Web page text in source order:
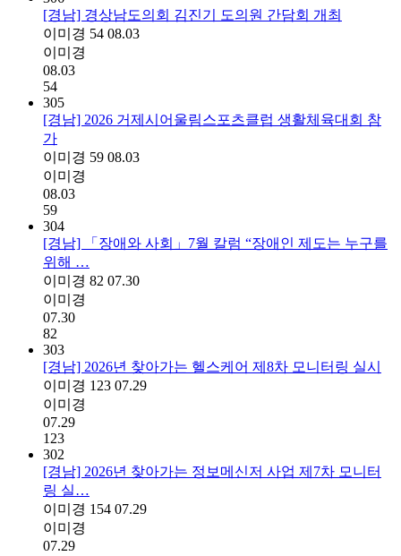
[경남] 경상남도의회 김진기 도의원 간담회 개최
이미경 54 08.03
이미경
08.03
54
305
[경남] 2026 거제시어울림스포츠클럽 생활체육대회 참
가
이미경 59 08.03
이미경
08.03
59
304
[경남] 「장애와 사회」7월 칼럼 “장애인 제도는 누구를
위해 …
이미경 82 07.30
이미경
07.30
82
303
[경남] 2026년 찾아가는 헬스케어 제8차 모니터링 실시
이미경 123 07.29
이미경
07.29
123
302
[경남] 2026년 찾아가는 정보메신저 사업 제7차 모니터
링 실…
이미경 154 07.29
이미경
07.29